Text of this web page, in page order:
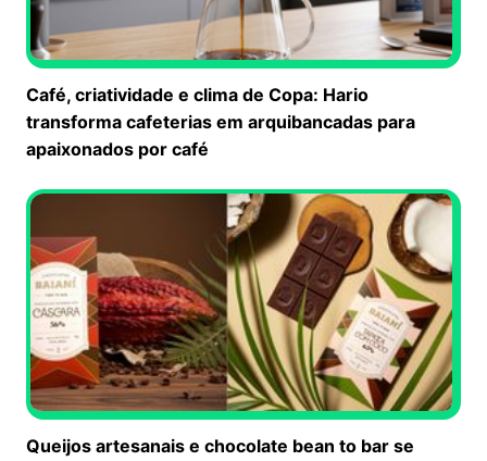
Café, criatividade e clima de Copa: Hario
transforma cafeterias em arquibancadas para
apaixonados por café
Queijos artesanais e chocolate bean to bar se